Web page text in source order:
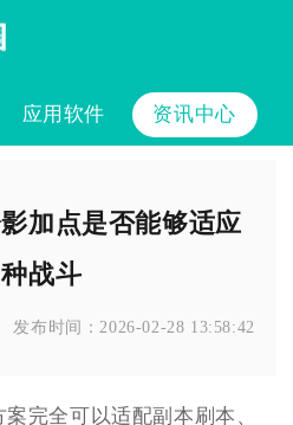
应用软件 资讯中心
加点是否能够适应
战斗
发布时间：2026-02-28 13:58:42
完全可以适配副本刷本、